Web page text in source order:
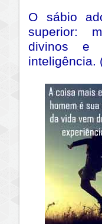
O sábio
superior:
divinos e
inteligência.